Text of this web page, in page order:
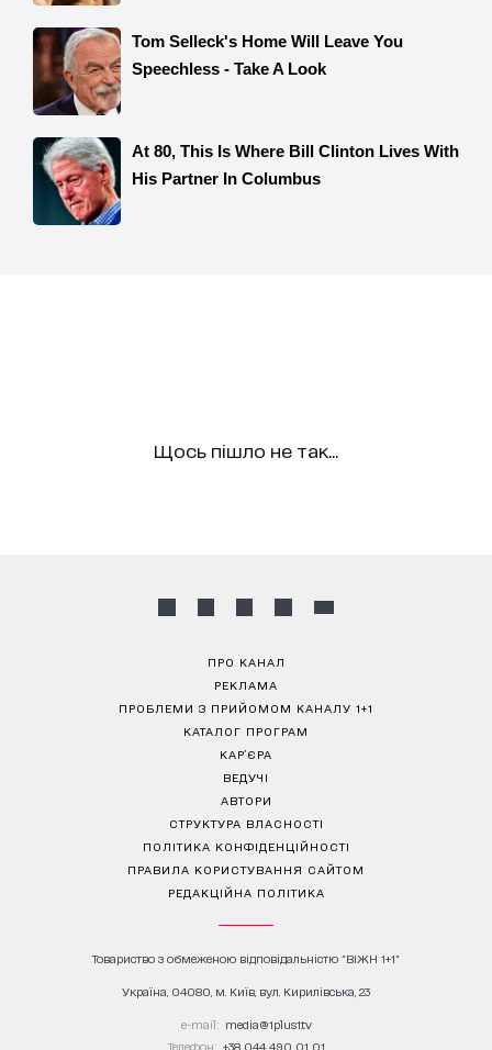
Щось пішло не так...
ПРО КАНАЛ
РЕКЛАМА
ПРОБЛЕМИ З ПРИЙОМОМ КАНАЛУ 1+1
КАТАЛОГ ПРОГРАМ
КАР’ЄРА
ВЕДУЧІ
АВТОРИ
СТРУКТУРА ВЛАСНОСТІ
ПОЛІТИКА КОНФІДЕНЦІЙНОСТІ
ПРАВИЛА КОРИСТУВАННЯ САЙТОМ
РЕДАКЦІЙНА ПОЛІТИКА
Товариство з обмеженою відповідальністю "ВІЖН 1+1"
Україна, 04080, м. Київ, вул. Кирилівська, 23
е-mail: media@1plus1.tv
Телефон: +38 044 490 01 01